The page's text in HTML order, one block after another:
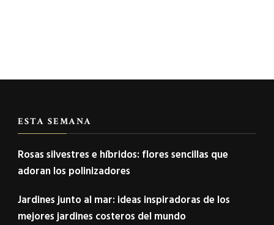
ESTA SEMANA
Rosas silvestres e híbridos: flores sencillas que
adoran los polinizadores
Jardines junto al mar: ideas inspiradoras de los
mejores jardines costeros del mundo